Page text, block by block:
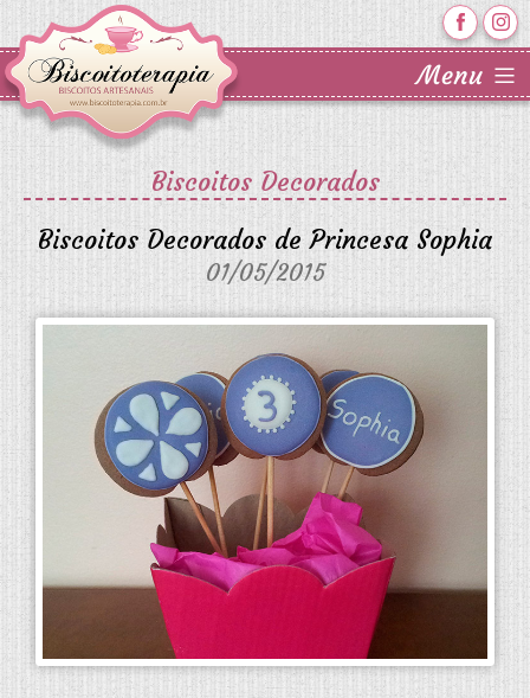
Biscoitos Decorados
Biscoitos Decorados de Princesa Sophia
01/05/2015